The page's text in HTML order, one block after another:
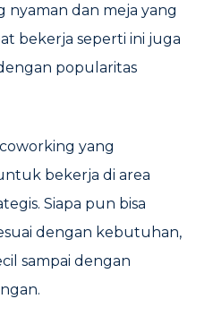
nyaman dan meja yang
bekerja seperti ini juga
popularitas
yang
bekerja di area
Siapa pun bisa
dengan kebutuhan,
sampai dengan